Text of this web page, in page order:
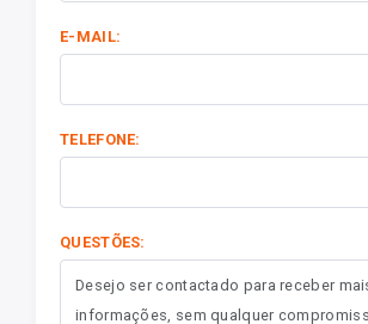
E-MAIL:
TELEFONE:
QUESTÕES: